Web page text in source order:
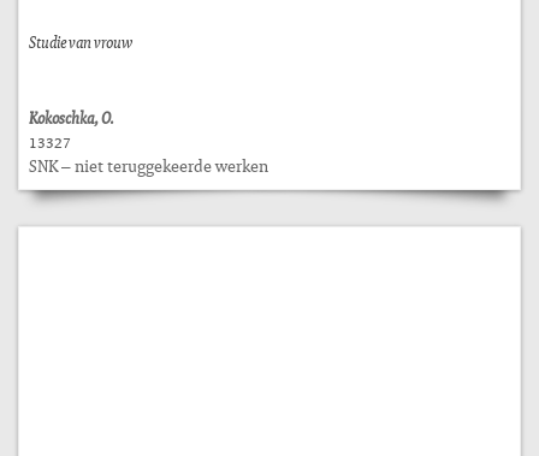
Studie van vrouw
Kokoschka, O.
13327
SNK – niet teruggekeerde werken